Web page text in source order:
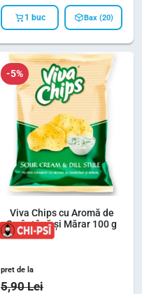
1 buc Bax (20)
-5%
Viva Chips cu Aromă de
Smântână și Mărar 100 g
pret de la
5,90Lei